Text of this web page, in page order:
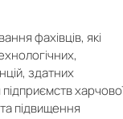
фахівців, які
здатних
підвищення